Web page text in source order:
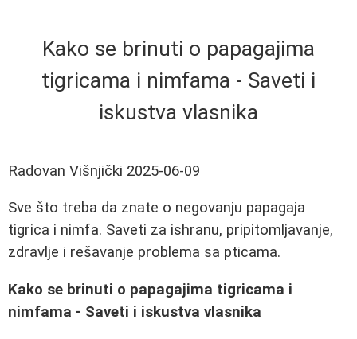
Kako se brinuti o papagajima
tigricama i nimfama - Saveti i
iskustva vlasnika
Radovan Višnjički 2025-06-09
Sve što treba da znate o negovanju papagaja
tigrica i nimfa. Saveti za ishranu, pripitomljavanje,
zdravlje i rešavanje problema sa pticama.
Kako se brinuti o papagajima tigricama i
nimfama - Saveti i iskustva vlasnika